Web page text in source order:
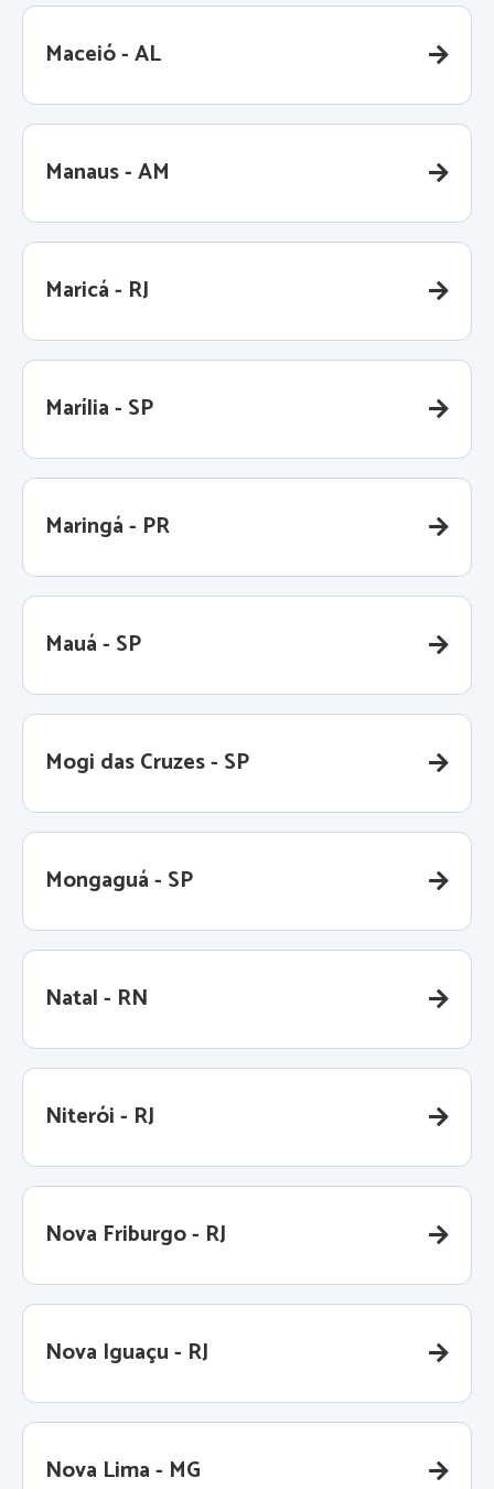
Maceió - AL
Manaus - AM
Maricá - RJ
Marília - SP
Maringá - PR
Mauá - SP
Mogi das Cruzes - SP
Mongaguá - SP
Natal - RN
Niterói - RJ
Nova Friburgo - RJ
Nova Iguaçu - RJ
Nova Lima - MG